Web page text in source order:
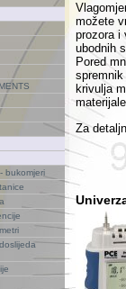
bukomjeri
V
možete
prozora i
ubodnih
Pored
krivulja
Za